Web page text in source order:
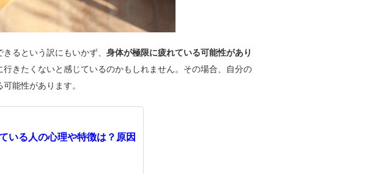
るという訳にもいかず、 身体が極限に疲れている可能性があり
きたくないと感じているのかもしれません。その場合、自分の
能性があります。
いる人の心理や特徴は？原因